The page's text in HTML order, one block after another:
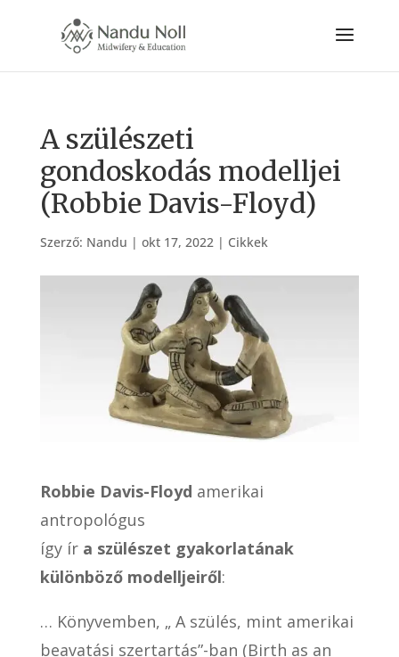
A szülészeti
gondoskodás modelljei
(Robbie Davis-Floyd)
Szerző: Nandu | okt 17, 2022| Cikkek
Robbie Davis-Floyd amerikai
antropológus
így ír a szülészet gyakorlatának
különböző modelljeiről:
… Könyvemben, „ A szülés, mint amerikai
beavatási szertartás”-ban (Birth as an